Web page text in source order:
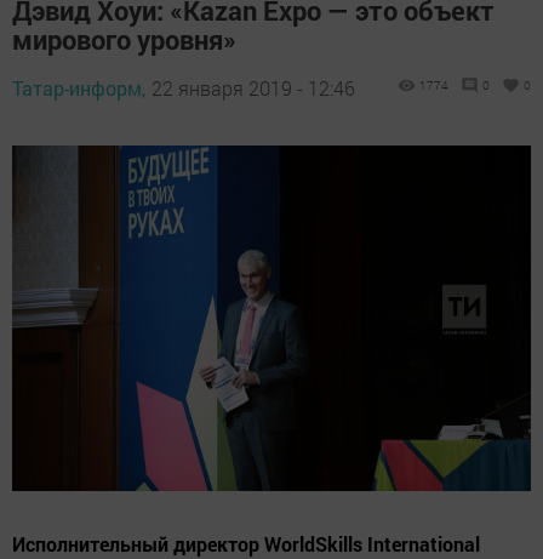
Дэвид Хоуи: «Kazan Expo — это объект
мирового уровня»
Татар-информ, 22 января 2019 - 12:46 1774 0 0
Исполнительный директор WorldSkills International